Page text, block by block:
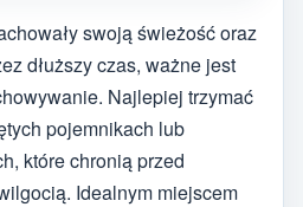
swoją świeżość oraz
dłuższy czas, ważne jest
Najlepiej trzymać
pojemnikach lub
które chronią przed
Idealnym miejscem